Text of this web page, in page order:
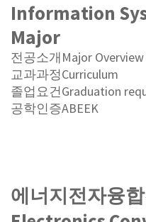
Information
Major
전공소개Major Overview
교과과정Curriculum
졸업요건Graduation
공학인증ABEEK
에너지전자융